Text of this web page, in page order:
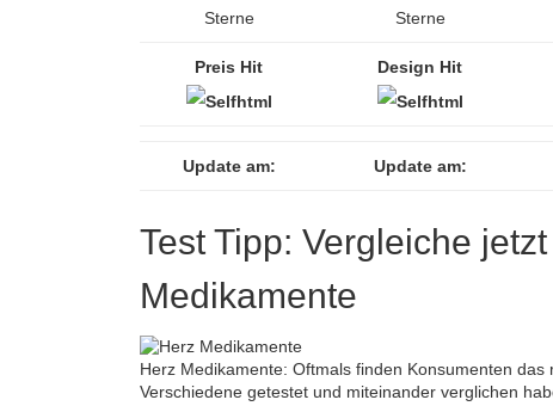
Sterne
Sterne
Preis Hit Design Hit
Update am: Update am:
Test Tipp: Vergleiche
Medikamente
Herz Medikamente: Oftmals finden Konsumenten
Verschiedene getestet und miteinander verglichen